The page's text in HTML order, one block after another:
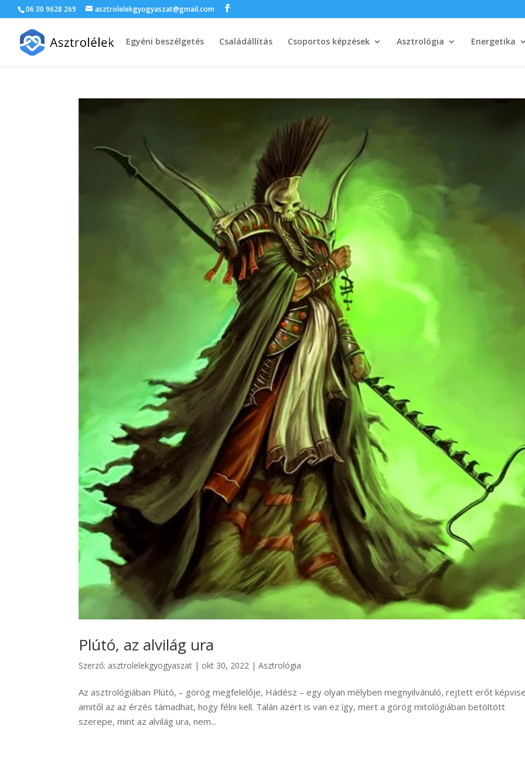
06 30 9628 269 asztrolelekgyogyaszat@gmail.com
Egyéni beszélgetés Családállítás Csoportos képzések Asztrológia Energetika
Plútó, az alvilág ura
Szerző: asztrolelekgyogyaszat | okt 30, 2022 |Asztrológia
Az asztrológiában Plútó, – görög megfelelője, Hádész – egy olyan mélyben megnyilvánuló, rejtett erőt
amitől az az érzés támadhat, hogy félni kell. Talán azért is van ez így, mert a görög mitológiában betöltött
szerepe, mint az alvilág ura, nem...